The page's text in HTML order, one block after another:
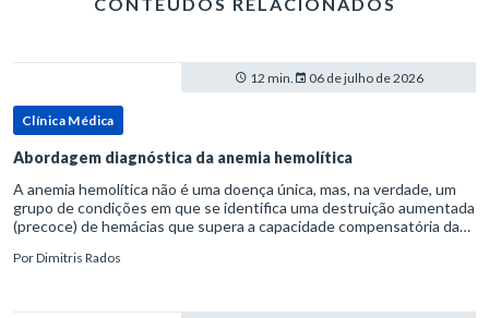
12 min. 06 de julho de 2026
Clínica Médica
Abordagem diagnóstica da anemia hemolítica
A anemia hemolítica não é uma doença única, mas, na verdade, um
grupo de condições em que se identifica uma destruição aumentada
(precoce) de hemácias que supera a capacidade compensatória da
PorDimitris Rados